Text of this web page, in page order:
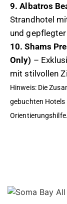
9. Albatros
Strandhotel
und
10. Shams
Only) –
mit stilvollen
Hinweis: Die
gebuchten
Orientierungshilfe.